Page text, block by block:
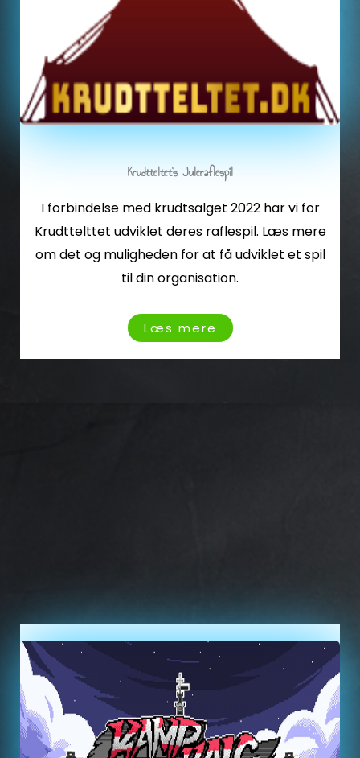
Krudtteltet's Juleraflespil
I forbindelse med krudtsalget 2022 har vi for
Krudttelttet udviklet deres raflespil. Læs mere
om det og muligheden for at få udviklet et spil
til din organisation.
Læs mere